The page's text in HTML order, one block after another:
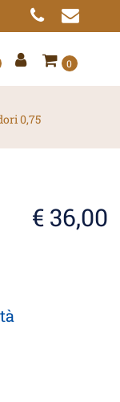
0
0,75
€ 36,00